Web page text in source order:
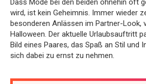
wird, ist kein Geheimnis. Immer wieder
besonderen Anlässen im Partner-Look,
Halloween. Der aktuelle Urlaubsauftritt
Bild eines Paares, das Spaß an Stil und
sich dabei zu ernst zu nehmen.